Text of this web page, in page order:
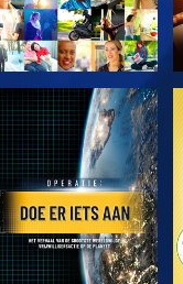
VERKEN DE SERIE